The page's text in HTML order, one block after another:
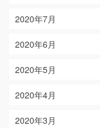
2020年7月
2020年6月
2020年5月
2020年4月
2020年3月